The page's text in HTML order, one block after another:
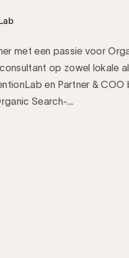
met een passie voor
op zowel lokale
en Partner &
Search-...